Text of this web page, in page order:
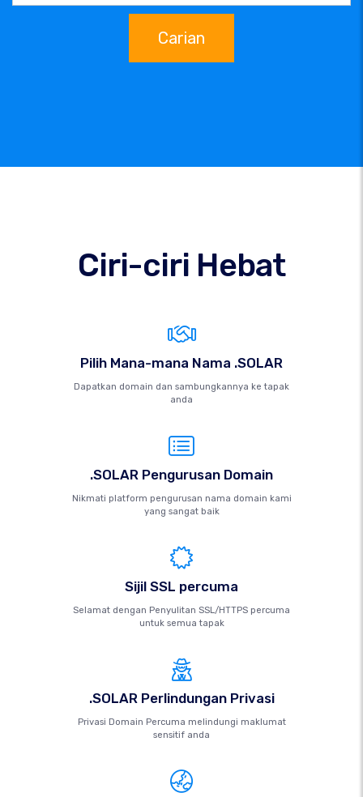
Carian
Ciri-ciri Hebat
Pilih Mana-mana Nama .SOLAR
Dapatkan domain dan sambungkannya ke tapak
anda
.SOLAR Pengurusan Domain
Nikmati platform pengurusan nama domain kami
yang sangat baik
Sijil SSL percuma
Selamat dengan Penyulitan SSL/HTTPS percuma
untuk semua tapak
.SOLAR Perlindungan Privasi
Privasi Domain Percuma melindungi maklumat
sensitif anda